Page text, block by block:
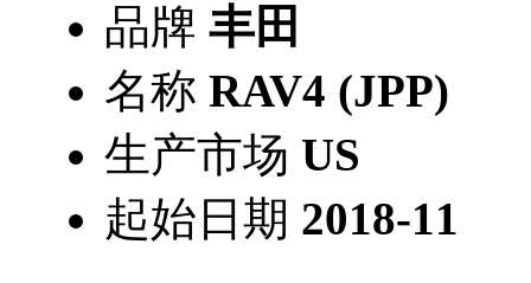
品牌 丰田
名称 RAV4 (JPP)
生产市场 US
起始日期 2018-11